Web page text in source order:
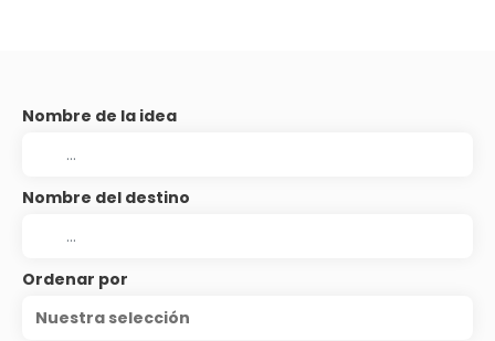
Nombre de la idea
Nombre del destino
Ordenar por
Nuestra selección